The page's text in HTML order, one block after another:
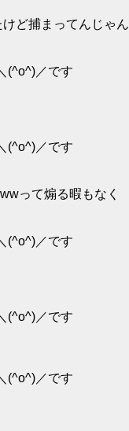
ど捕まってんじゃん
(^o^)／です
(^o^)／です
って煽る暇もなく
(^o^)／です
(^o^)／です
(^o^)／です